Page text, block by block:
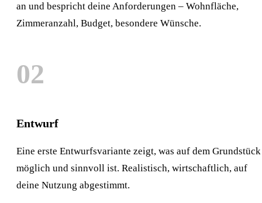
an und bespricht deine Anforderungen – Wohnfläche,
Zimmeranzahl, Budget, besondere Wünsche.
02
Entwurf
Eine erste Entwurfsvariante zeigt, was auf dem Grundstück
möglich und sinnvoll ist. Realistisch, wirtschaftlich, auf
deine Nutzung abgestimmt.